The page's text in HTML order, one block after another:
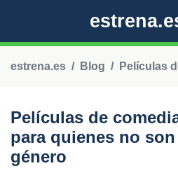
estrena.es Blog Películas
Películas de
para quienes no
género